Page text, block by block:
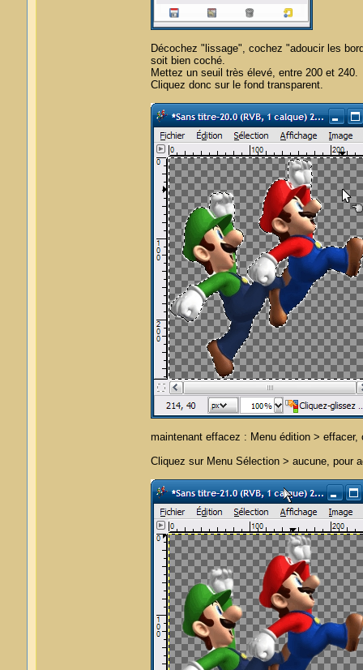
Décochez "lissage", cochez "adoucir les
soit bien coché.
Mettez un seuil très élevé, entre 200 et 240.
Cliquez donc sur le fond transparent.
maintenant effacez : Menu édition >
Cliquez sur Menu Sélection > aucune, pour